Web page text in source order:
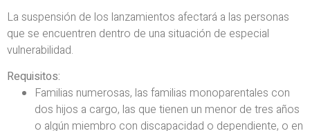
La suspensión de los lanzamientos afectará a las personas
que se encuentren dentro de una situación de especial
vulnerabilidad.
Requisitos:
Familias numerosas, las familias monoparentales con
dos hijos a cargo, las que tienen un menor de tres años
o algún miembro con discapacidad o dependiente, o en